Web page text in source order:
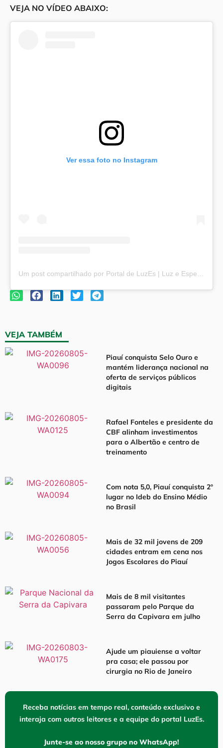
VEJA NO VÍDEO ABAIXO:
Ver essa foto no Instagram
VEJA TAMBÉM
Piauí conquista Selo Ouro e
mantém liderança nacional na
oferta de serviços públicos
digitais
Rafael Fonteles e presidente da
CBF alinham investimentos
para o Albertão e centro de
treinamento
Com nota 5,0, Piauí conquista 2º
lugar no Ideb do Ensino Médio
no Brasil
Mais de 32 mil jovens de 209
cidades entram em cena nos
Jogos Escolares do Piauí
Mais de 8 mil visitantes
passaram pelo Parque da
Serra da Capivara em julho
Ajude um piauiense a voltar
pra casa; ele passou por
cirurgia no Rio de Janeiro
Receba notícias em tempo real, conteúdo exclusivo e
interaja com outros leitores e a equipe do portal LuzEs.
Junte-se ao nosso grupo no WhatsApp!